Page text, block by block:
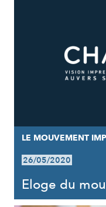
LE MOUVEMENT
26/05/2020
Eloge du